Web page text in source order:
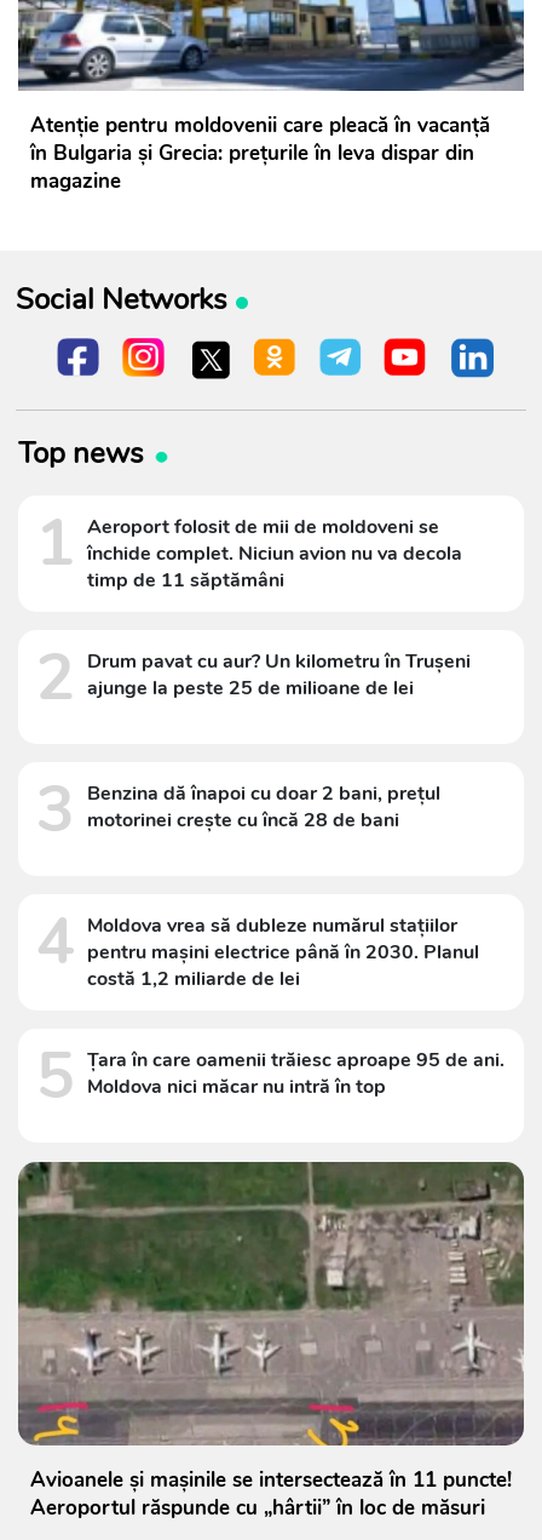
Atenție pentru moldovenii care pleacă în vacanță
în Bulgaria și Grecia: prețurile în leva dispar din
magazine
Social Networks
Top news
1 Aeroport folosit de mii de moldoveni se
închide complet. Niciun avion nu va decola
timp de 11 săptămâni
2
Drum pavat cu aur? Un kilometru în Trușeni
ajunge la peste 25 de milioane de lei
3
Benzina dă înapoi cu doar 2 bani, prețul
motorinei crește cu încă 28 de bani
4 Moldova vrea să dubleze numărul stațiilor
pentru mașini electrice până în 2030. Planul
costă 1,2 miliarde de lei
5 Țara în care oamenii trăiesc aproape 95 de ani.
Moldova nici măcar nu intră în top
Avioanele și mașinile se intersectează în 11 puncte!
Aeroportul răspunde cu „hârtii” în loc de măsuri